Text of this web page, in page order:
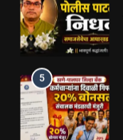
7
6